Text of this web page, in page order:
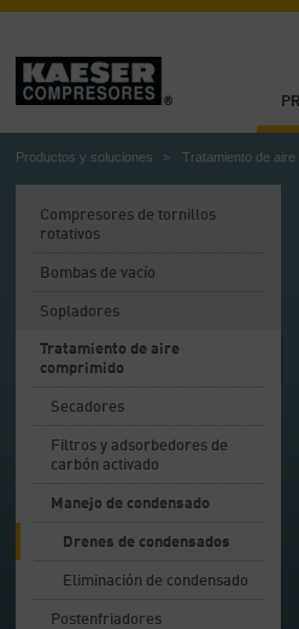
Productos y soluciones Tratamiento de aire
Compresores de tornillos
rotativos
Bombas de vacío
Sopladores
Tratamiento de aire
comprimido
Secadores
Filtros y adsorbedores de
carbón activado
Manejo de condensado
Drenes de condensados
Eliminación de condensado
Postenfriadores